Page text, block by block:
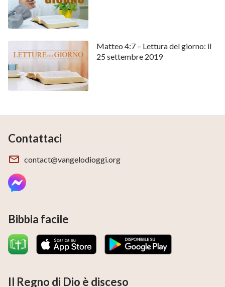
Matteo 4:7 – Lettura del giorno: il
25 settembre 2019
Contattaci
contact@vangelodioggi.org
Bibbia facile
Il Regno di Dio è disceso